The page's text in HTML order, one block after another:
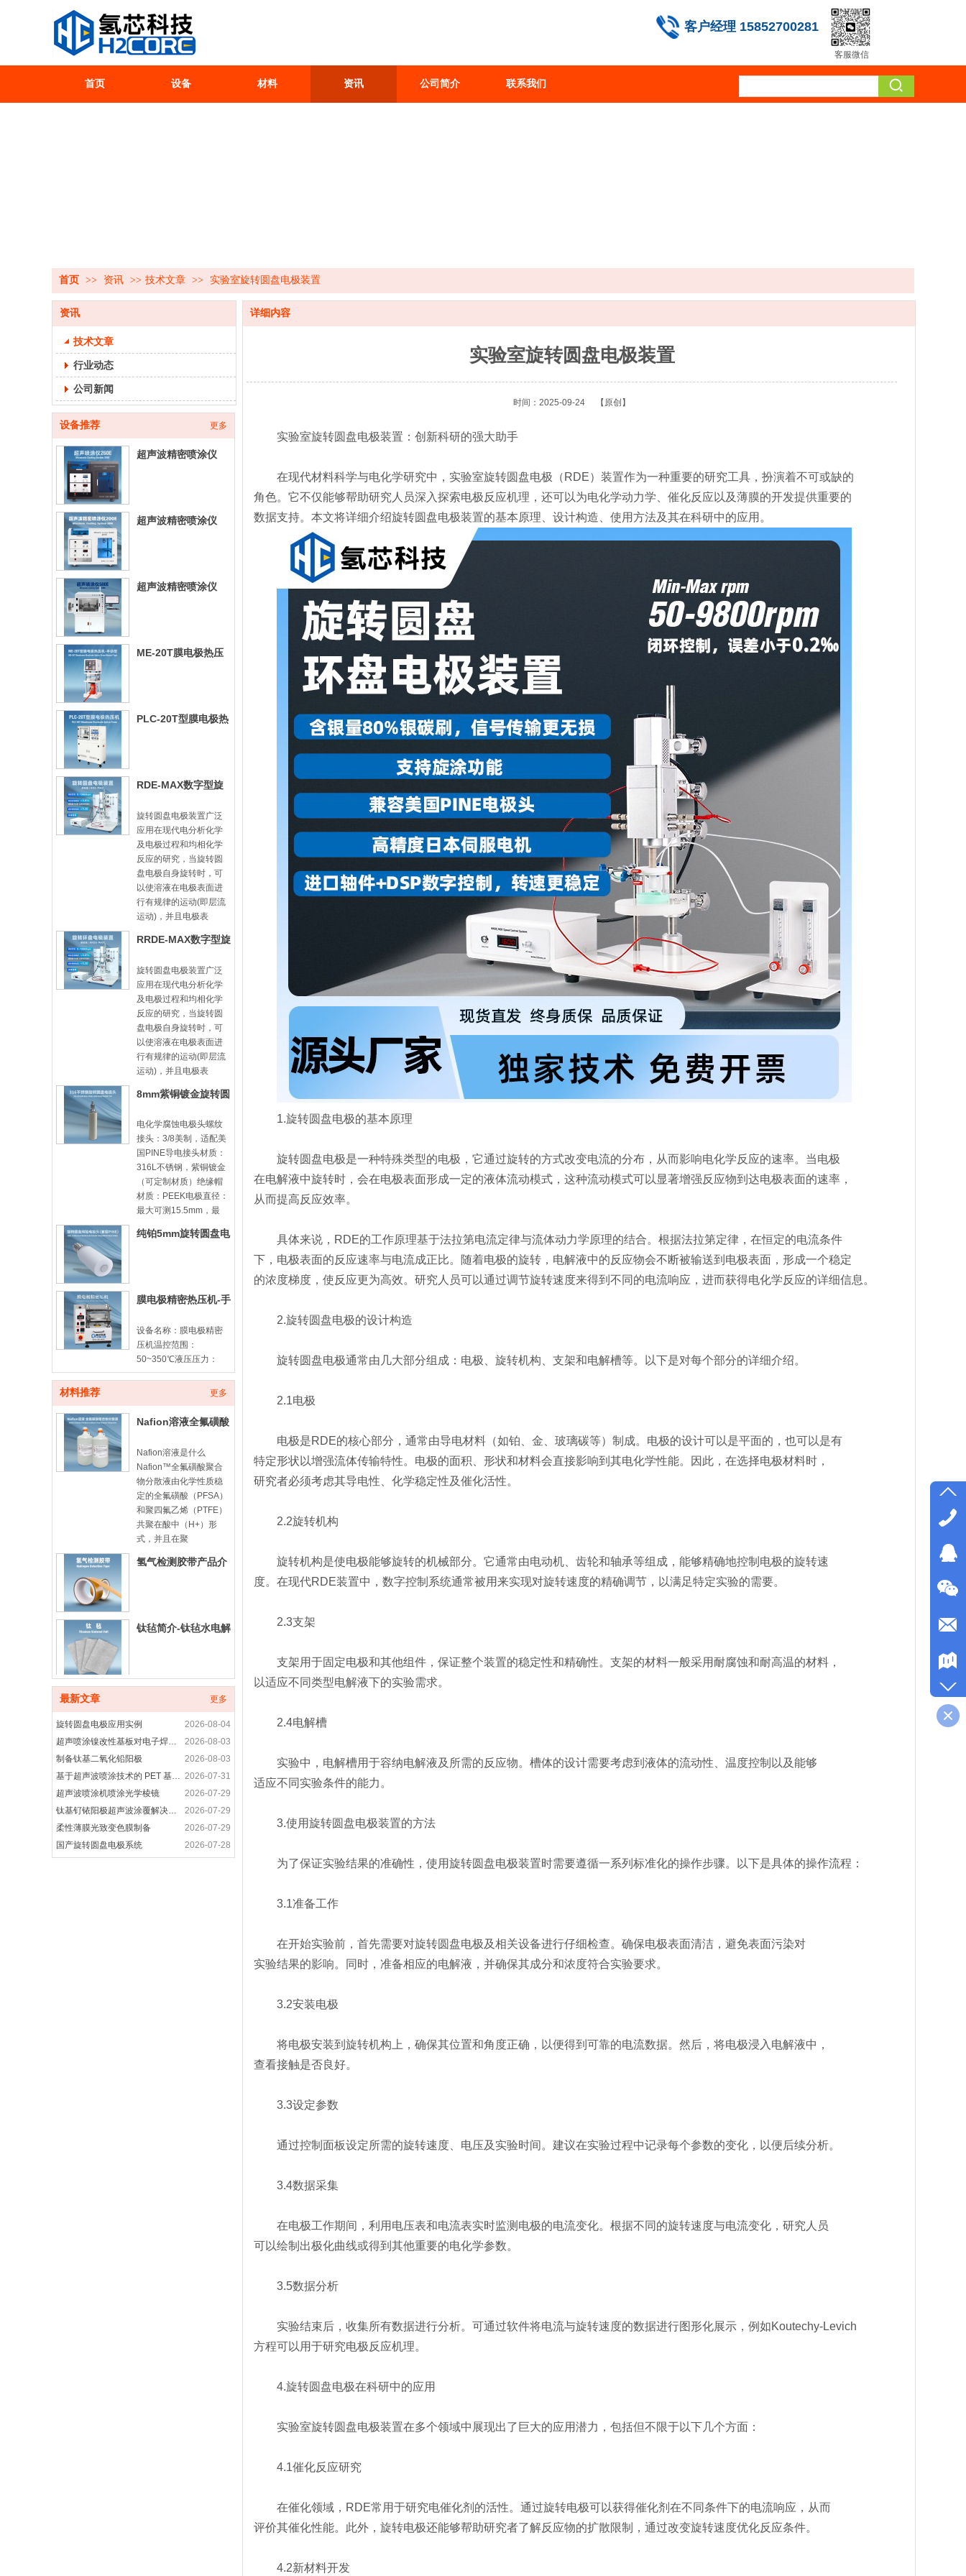
客户经理 15852700281
客服微信
首页 设备 材料 资讯 公司简介 联系我们
首页 >> 资讯 >> 技术文章 >> 实验室旋转圆盘电极装置
资讯
技术文章
行业动态
公司新闻
设备推荐 更多
超声波精密喷涂仪
超声波精密喷涂仪
超声波精密喷涂仪
ME-20T膜电极热压
PLC-20T型膜电极热
RDE-MAX数字型旋
旋转圆盘电极装置广泛
应用在现代电分析化学
及电极过程和均相化学
反应的研究，当旋转圆
盘电极自身旋转时，可
以使溶液在电极表面进
行有规律的运动(即层流
运动)，并且电极表
RRDE-MAX数字型旋
旋转圆盘电极装置广泛
应用在现代电分析化学
及电极过程和均相化学
反应的研究，当旋转圆
盘电极自身旋转时，可
以使溶液在电极表面进
行有规律的运动(即层流
运动)，并且电极表
8mm紫铜镀金旋转圆
电化学腐蚀电极头螺纹
接头：3/8美制，适配美
国PINE导电接头材质：
316L不锈钢，紫铜镀金
（可定制材质）绝缘帽
材质：PEEK电极直径：
最大可测15.5mm，最
纯铂5mm旋转圆盘电
膜电极精密热压机-手
设备名称：膜电极精密
压机温控范围：
50~350℃液压压力：
10ton计时器：100min
子交换膜（PEM）与两
材料推荐 更多
Nafion溶液全氟磺酸
Nafion溶液是什么
Nafion™全氟磺酸聚合
物分散液由化学性质稳
定的全氟磺酸（PFSA）
和聚四氟乙烯（PTFE）
共聚在酸中（H+）形
式，并且在聚
氢气检测胶带产品介
钛毡简介-钛毡水电解
铂碳催化剂产品介绍
铂合金催化剂产品简
介
非贵金属催化剂-非铂
催化剂产品介绍
最新文章 更多
2026-08-04
旋转圆盘电极应用实例
2026-08-03
超声喷涂镍改性基板对电子焊接接头性能的优化研究
2026-08-03
制备钛基二氧化铅阳极
2026-07-31
基于超声波喷涂技术的 PET 基底柔性电致发光涂层制备研究
2026-07-29
超声波喷涂机喷涂光学棱镜
2026-07-29
钛基钌铱阳极超声波涂覆解决方案
2026-07-29
柔性薄膜光致变色膜制备
2026-07-28
国产旋转圆盘电极系统
详细内容
实验室旋转圆盘电极装置
时间：2025-09-24 【原创】
实验室旋转圆盘电极装置：创新科研的强大助手
在现代材料科学与电化学研究中，实验室旋转圆盘电极（RDE）装置作为一种重要的研究工具，扮演着不可或缺的
角色。它不仅能够帮助研究人员深入探索电极反应机理，还可以为电化学动力学、催化反应以及薄膜的开发提供重要的
数据支持。本文将详细介绍旋转圆盘电极装置的基本原理、设计构造、使用方法及其在科研中的应用。
1.旋转圆盘电极的基本原理
旋转圆盘电极是一种特殊类型的电极，它通过旋转的方式改变电流的分布，从而影响电化学反应的速率。当电极
在电解液中旋转时，会在电极表面形成一定的液体流动模式，这种流动模式可以显著增强反应物到达电极表面的速率，
从而提高反应效率。
具体来说，RDE的工作原理基于法拉第电流定律与流体动力学原理的结合。根据法拉第定律，在恒定的电流条件
下，电极表面的反应速率与电流成正比。随着电极的旋转，电解液中的反应物会不断被输送到电极表面，形成一个稳定
的浓度梯度，使反应更为高效。研究人员可以通过调节旋转速度来得到不同的电流响应，进而获得电化学反应的详细信息。
2.旋转圆盘电极的设计构造
旋转圆盘电极通常由几大部分组成：电极、旋转机构、支架和电解槽等。以下是对每个部分的详细介绍。
2.1电极
电极是RDE的核心部分，通常由导电材料（如铂、金、玻璃碳等）制成。电极的设计可以是平面的，也可以是有
特定形状以增强流体传输特性。电极的面积、形状和材料会直接影响到其电化学性能。因此，在选择电极材料时，
研究者必须考虑其导电性、化学稳定性及催化活性。
2.2旋转机构
旋转机构是使电极能够旋转的机械部分。它通常由电动机、齿轮和轴承等组成，能够精确地控制电极的旋转速
度。在现代RDE装置中，数字控制系统通常被用来实现对旋转速度的精确调节，以满足特定实验的需要。
2.3支架
支架用于固定电极和其他组件，保证整个装置的稳定性和精确性。支架的材料一般采用耐腐蚀和耐高温的材料，
以适应不同类型电解液下的实验需求。
2.4电解槽
实验中，电解槽用于容纳电解液及所需的反应物。槽体的设计需要考虑到液体的流动性、温度控制以及能够
适应不同实验条件的能力。
3.使用旋转圆盘电极装置的方法
为了保证实验结果的准确性，使用旋转圆盘电极装置时需要遵循一系列标准化的操作步骤。以下是具体的操作流程：
3.1准备工作
在开始实验前，首先需要对旋转圆盘电极及相关设备进行仔细检查。确保电极表面清洁，避免表面污染对
实验结果的影响。同时，准备相应的电解液，并确保其成分和浓度符合实验要求。
3.2安装电极
将电极安装到旋转机构上，确保其位置和角度正确，以便得到可靠的电流数据。然后，将电极浸入电解液中，
查看接触是否良好。
3.3设定参数
通过控制面板设定所需的旋转速度、电压及实验时间。建议在实验过程中记录每个参数的变化，以便后续分析。
3.4数据采集
在电极工作期间，利用电压表和电流表实时监测电极的电流变化。根据不同的旋转速度与电流变化，研究人员
可以绘制出极化曲线或得到其他重要的电化学参数。
3.5数据分析
实验结束后，收集所有数据进行分析。可通过软件将电流与旋转速度的数据进行图形化展示，例如Koutechy-Levich
方程可以用于研究电极反应机理。
4.旋转圆盘电极在科研中的应用
实验室旋转圆盘电极装置在多个领域中展现出了巨大的应用潜力，包括但不限于以下几个方面：
4.1催化反应研究
在催化领域，RDE常用于研究电催化剂的活性。通过旋转电极可以获得催化剂在不同条件下的电流响应，从而
评价其催化性能。此外，旋转电极还能够帮助研究者了解反应物的扩散限制，通过改变旋转速度优化反应条件。
4.2新材料开发